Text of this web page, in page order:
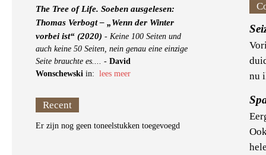
The Tree of Life. Soeben ausgelesen:
Thomas Verbogt – „Wenn der Winter
vorbei ist“ (2020) - Keine 100 Seiten und
auch keine 50 Seiten, nein genau eine einzige
Seite brauchte es.... - David
Wonschewski in: lees meer
Recent
Er zijn nog geen toneelstukken toegevoegd
nu